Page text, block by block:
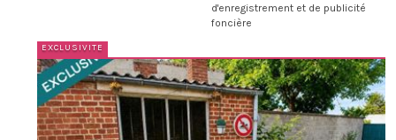
d'enregistrement et de publicité
foncière